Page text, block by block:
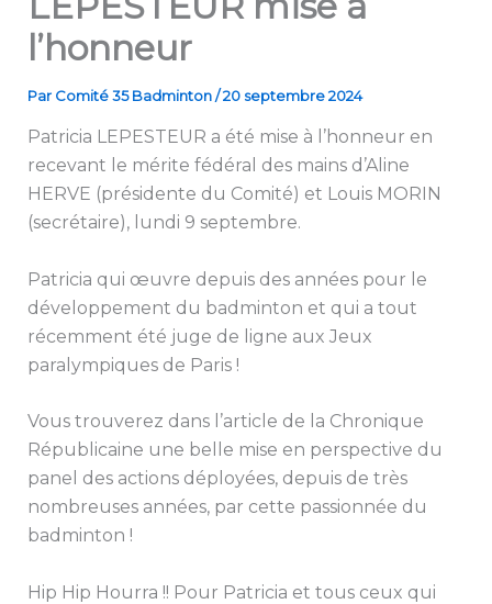
l’honneur
Par Comité 35 Badminton/20 septembre 2024
Patricia LEPESTEUR a été mise à l’honneur en
recevant le mérite fédéral des mains d’Aline
HERVE (présidente du Comité) et Louis MORIN
(secrétaire), lundi 9 septembre.
Patricia qui œuvre depuis des années pour le
développement du badminton et qui a tout
récemment été juge de ligne aux Jeux
paralympiques de Paris !
Vous trouverez dans l’article de la Chronique
Républicaine une belle mise en perspective du
panel des actions déployées, depuis de très
nombreuses années, par cette passionnée du
badminton !
Hip Hip Hourra !! Pour Patricia et tous ceux qui